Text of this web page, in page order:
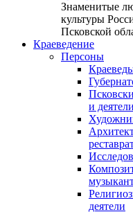
Знаменитые
культуры
Псковской
Краеведение
Персоны
и
деятели